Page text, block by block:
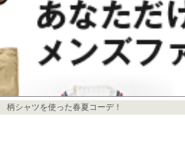
柄シャツを使った春夏コーデ！